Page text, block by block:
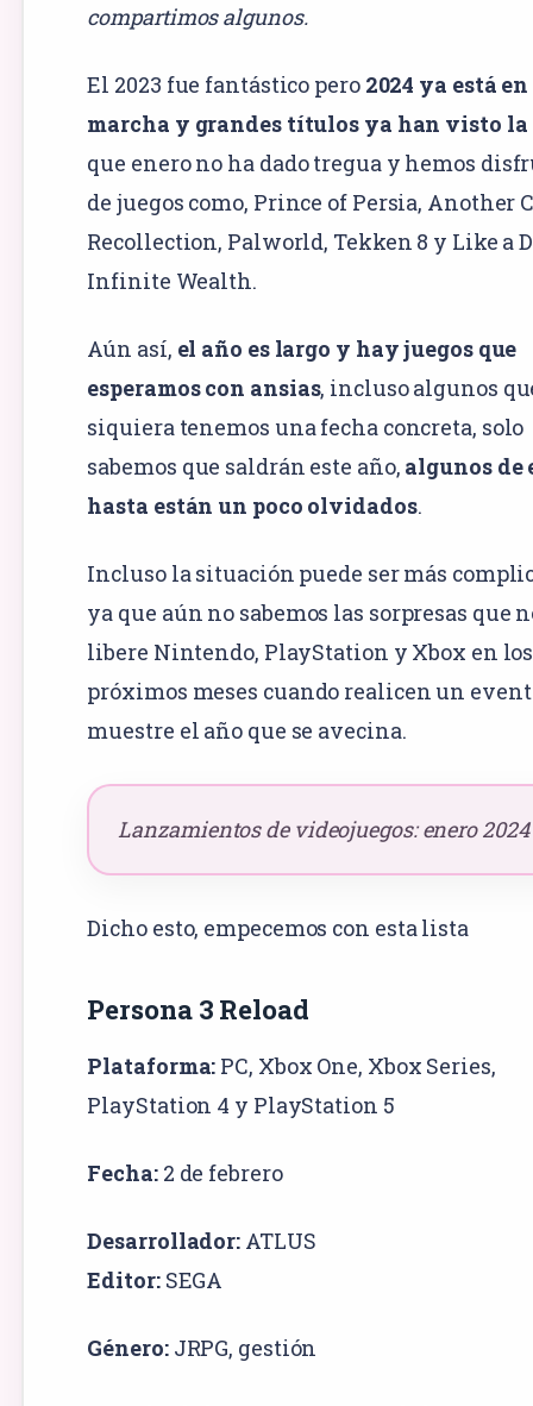
compartimos algunos.
El 2023 fue fantástico pero 2024 ya está en
marcha y grandes títulos ya han visto la
que enero no ha dado tregua y hemos
de juegos como, Prince of Persia, Another
Recollection, Palworld, Tekken 8 y Like a
Infinite Wealth.
Aún así, el año es largo y hay juegos que
esperamos con ansias, incluso algunos
siquiera tenemos una fecha concreta, solo
sabemos que saldrán este año, algunos de
hasta están un poco olvidados.
Incluso la situación puede ser más
ya que aún no sabemos las sorpresas que
libere Nintendo, PlayStation y Xbox en los
próximos meses cuando realicen un
muestre el año que se avecina.
Lanzamientos de videojuegos: enero 2024
Dicho esto, empecemos con esta lista
Persona 3 Reload
Plataforma: PC, Xbox One, Xbox Series,
PlayStation 4 y PlayStation 5
Fecha:2 de febrero
Desarrollador: ATLUS
Editor: SEGA
Género: JRPG, gestión